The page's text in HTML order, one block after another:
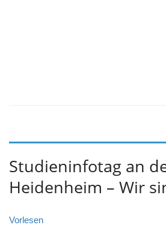
Studieninfotag an
Heidenheim – Wir
Vorlesen